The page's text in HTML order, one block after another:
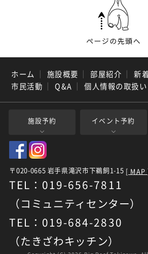
ホーム ｜ 施設概要 ｜ 部屋紹介 ｜ 新
市民活動 ｜ Q&A ｜ 個人情報の取扱い
施設予約 イベント予約
〒020-0665 岩手県滝沢市下鵜飼1-15 [ MAP
TEL：019-656-7811
（コミュニティセンター）
TEL：019-684-2830
（たきざわキッチン）